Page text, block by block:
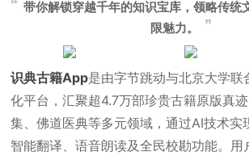
带你解锁穿越千年的知识宝库，领略传统
限魅力。
识典古籍App是由字节跳动与北京大学联
化平台，汇聚超4.7万部珍贵古籍原版真
集、佛道医典等多元领域，通过AI技术实
智能翻译、语音朗读及全民校勘功能。用